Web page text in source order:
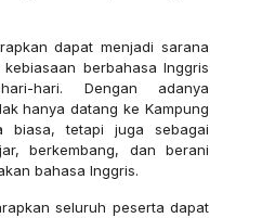
dapat menjadi sarana
berbahasa Inggris
hari. Dengan adanya
hanya datang ke Kampung
biasa, tetapi juga sebagai
berkembang, dan berani
bahasa Inggris.
seluruh peserta dapat